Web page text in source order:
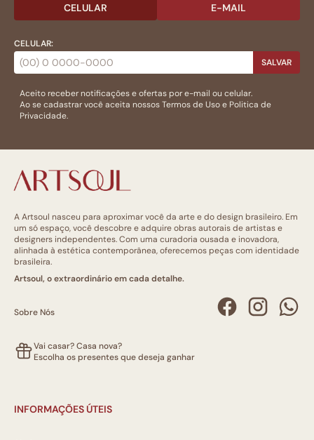
CELULAR E-MAIL
CELULAR:
SALVAR
Aceito receber notificações e ofertas por e-mail ou celular.
Ao se cadastrar você aceita nossosTermos de Usoe Politica de
Privacidade.
A Artsoul nasceu para aproximar você da arte e do design brasileiro. Em
um só espaço, você descobre e adquire obras autorais de artistas e
designers independentes. Com uma curadoria ousada e inovadora,
alinhada à estética contemporânea, oferecemos peças com identidade
brasileira.
Artsoul, o extraordinário em cada detalhe.
Sobre Nós
Vai casar? Casa nova?
Escolha os presentes que deseja ganhar
INFORMAÇÕES ÚTEIS